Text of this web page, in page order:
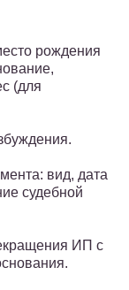
рождения
(для
вид, дата
судебной
ИП с